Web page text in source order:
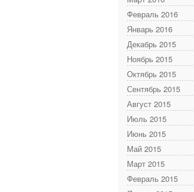
Февраль 2016
Январь 2016
Декабрь 2015
Ноябрь 2015
Октябрь 2015
Сентябрь 2015
Август 2015
Июль 2015
Июнь 2015
Май 2015
Март 2015
Февраль 2015